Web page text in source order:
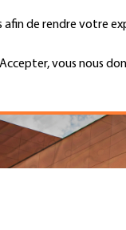
afin de rendre votre
vous nous